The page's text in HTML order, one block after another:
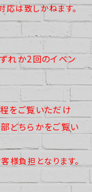
応は致しかねます。
れか2回のイベン
をご覧いただけ
どちらかをご覧い
様負担となります。